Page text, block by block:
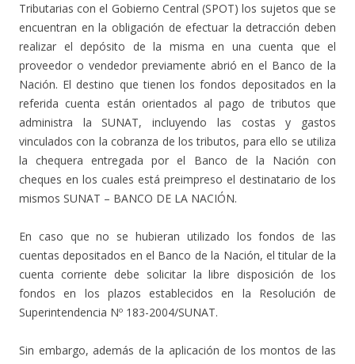
Tributarias con el Gobierno Central (SPOT) los sujetos que se
encuentran en la obligación de efectuar la detracción deben
realizar el depósito de la misma en una cuenta que el
proveedor o vendedor previamente abrió en el Banco de la
Nación. El destino que tienen los fondos depositados en la
referida cuenta están orientados al pago de tributos que
administra la SUNAT, incluyendo las costas y gastos
vinculados con la cobranza de los tributos, para ello se utiliza
la chequera entregada por el Banco de la Nación con
cheques en los cuales está preimpreso el destinatario de los
mismos SUNAT – BANCO DE LA NACIÓN.
En caso que no se hubieran utilizado los fondos de las
cuentas depositados en el Banco de la Nación, el titular de la
cuenta corriente debe solicitar la libre disposición de los
fondos en los plazos establecidos en la Resolución de
Superintendencia Nº 183-2004/SUNAT.
Sin embargo, además de la aplicación de los montos de las